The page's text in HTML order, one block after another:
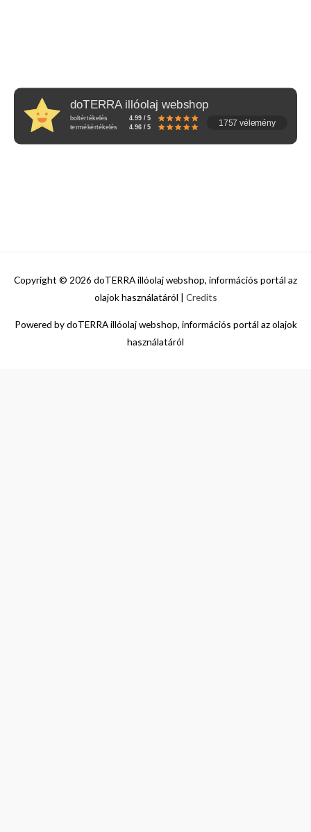
doTERRA illóolaj webshop
boltértékelés
4.99 / 5
termékértékelés
4.96 / 5 1757 vélemény
Copyright © 2026 doTERRA illóolaj webshop, információs portál az
olajok használatáról | Credits
Powered bydoTERRA illóolaj webshop, információs portál az olajok
használatáról